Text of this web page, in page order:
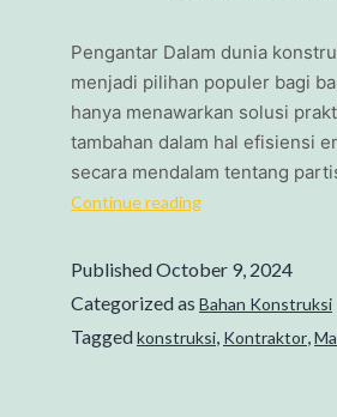
Pengantar Dalam dunia
menjadi pilihan populer bagi
hanya menawarkan solusi
tambahan dalam hal efisiensi
secara mendalam tentang
Continue reading
PublishedOctober 9, 2024
Categorized as Bahan Konstruksi
Taggedkonstruksi, Kontraktor,